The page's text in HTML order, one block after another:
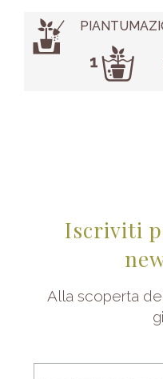
Iscriviti
Alla scoperta